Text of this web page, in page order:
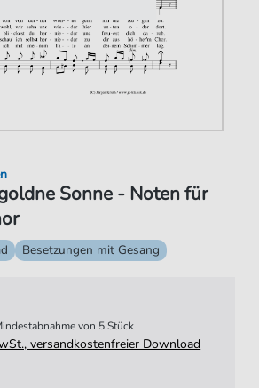
Sonne - Noten für
Besetzungen mit Gesang
von 5 Stück
versandkostenfreier Download